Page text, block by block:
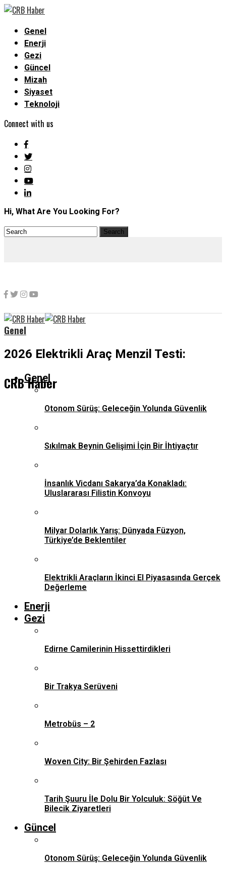
Genel
Enerji
Gezi
Güncel
Mizah
Siyaset
Teknoloji
Connect with us
Hi, What Are You Looking For?
CRB Haber
Genel
Otonom Sürüş: Geleceğin Yolunda Güvenlik
Sıkılmak Beynin Gelişimi İçin Bir İhtiyaçtır
İnsanlık Vicdanı Sakarya’da Konakladı:
Uluslararası Filistin Konvoyu
Milyar Dolarlık Yarış: Dünyada Füzyon,
Türkiye’de Beklentiler
Elektrikli Araçların İkinci El Piyasasında Gerçek
Değerleme
Enerji
Gezi
Edirne Camilerinin Hissettirdikleri
Bir Trakya Serüveni
Metrobüs – 2
Woven City: Bir Şehirden Fazlası
Tarih Şuuru İle Dolu Bir Yolculuk: Söğüt Ve
Bilecik Ziyaretleri
Güncel
Otonom Sürüş: Geleceğin Yolunda Güvenlik
Genel
2026 Elektrikli Araç Menzil Testi: